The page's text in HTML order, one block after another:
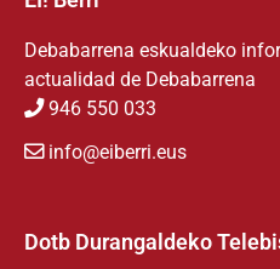
Debabarrena eskualdeko
actualidad de Debabarrena
946 550 033
info@eiberri.eus
Dotb Durangaldeko